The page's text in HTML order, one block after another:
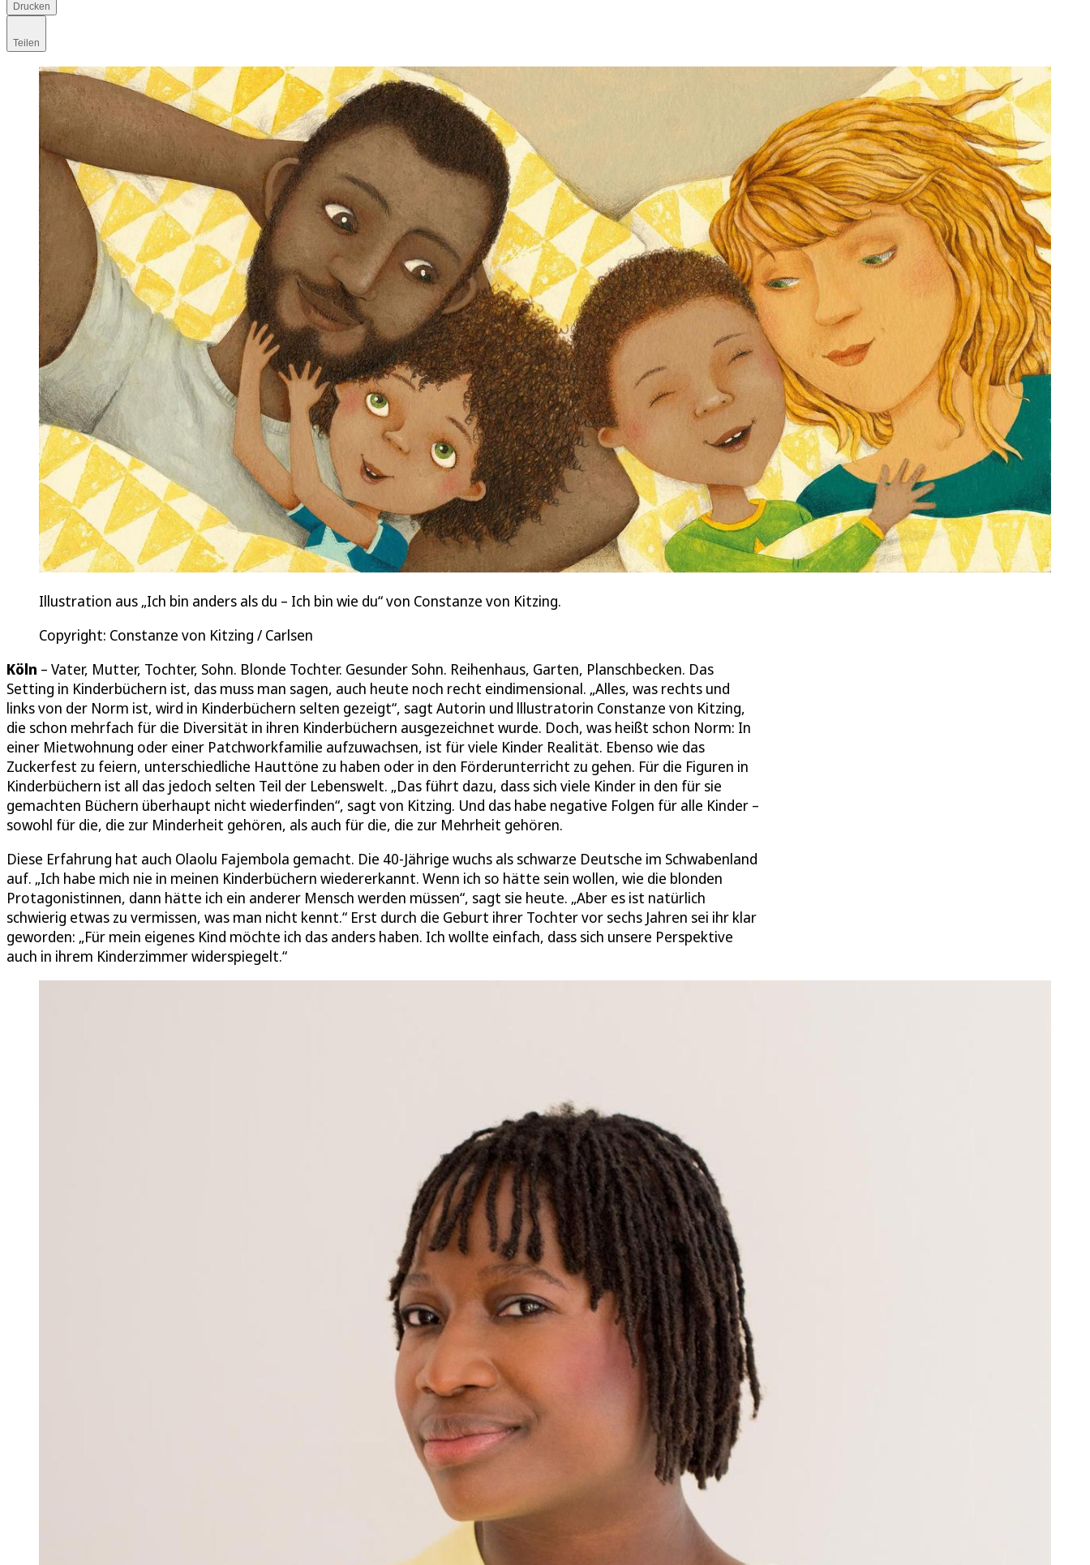
Drucken
Teilen
Illustration aus „Ich bin anders als du – Ich bin wie du“ von Constanze von Kitzing.
Copyright: Constanze von Kitzing / Carlsen
Köln – Vater, Mutter, Tochter, Sohn. Blonde Tochter. Gesunder Sohn. Reihenhaus, Garten, Planschbecken. Das
Setting in Kinderbüchern ist, das muss man sagen, auch heute noch recht eindimensional. „Alles, was rechts und
links von der Norm ist, wird in Kinderbüchern selten gezeigt“, sagt Autorin und lllustratorin Constanze von Kitzing,
die schon mehrfach für die Diversität in ihren Kinderbüchern ausgezeichnet wurde. Doch, was heißt schon Norm: In
einer Mietwohnung oder einer Patchworkfamilie aufzuwachsen, ist für viele Kinder Realität. Ebenso wie das
Zuckerfest zu feiern, unterschiedliche Hauttöne zu haben oder in den Förderunterricht zu gehen. Für die Figuren in
Kinderbüchern ist all das jedoch selten Teil der Lebenswelt. „Das führt dazu, dass sich viele Kinder in den für sie
gemachten Büchern überhaupt nicht wiederfinden“, sagt von Kitzing. Und das habe negative Folgen für alle Kinder –
sowohl für die, die zur Minderheit gehören, als auch für die, die zur Mehrheit gehören.
Diese Erfahrung hat auch Olaolu Fajembola gemacht. Die 40-Jährige wuchs als schwarze Deutsche im Schwabenland
auf. „Ich habe mich nie in meinen Kinderbüchern wiedererkannt. Wenn ich so hätte sein wollen, wie die blonden
Protagonistinnen, dann hätte ich ein anderer Mensch werden müssen“, sagt sie heute. „Aber es ist natürlich
schwierig etwas zu vermissen, was man nicht kennt.“ Erst durch die Geburt ihrer Tochter vor sechs Jahren sei ihr klar
geworden: „Für mein eigenes Kind möchte ich das anders haben. Ich wollte einfach, dass sich unsere Perspektive
auch in ihrem Kinderzimmer widerspiegelt.“